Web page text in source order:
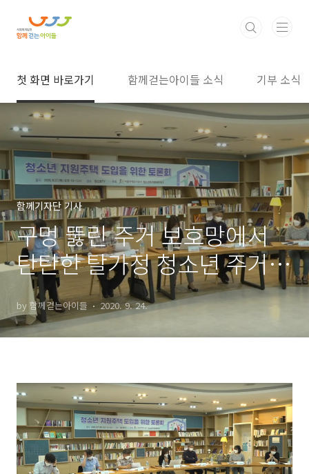
첫 화면 바로가기 함께걷는아이들 소식 기부 소식
함께기자단 기사
구멍 뚫린 주거 보호망에서
탄탄한 탈가정 청소년 주거
보호망으로 한걸음 나아가기
위해
by 함께걷는아이들 2020. 9. 24.